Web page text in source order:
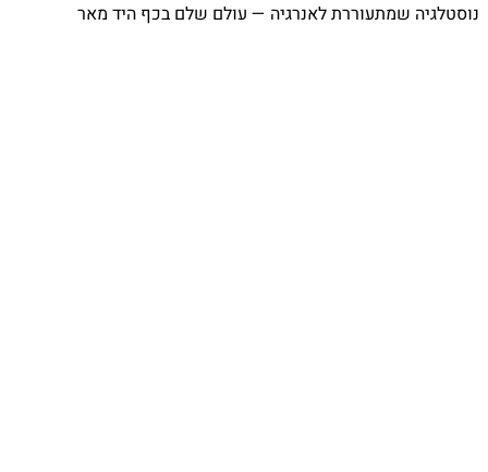
⁨ נוסטלגיה שמתעוררת לאנרגיה — עולם שלם בכף היד מאר